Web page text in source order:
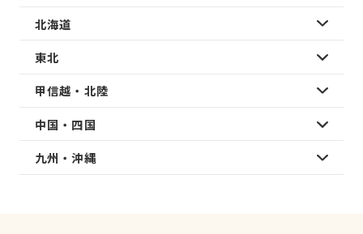
北海道
東北
甲信越・北陸
中国・四国
九州・沖縄